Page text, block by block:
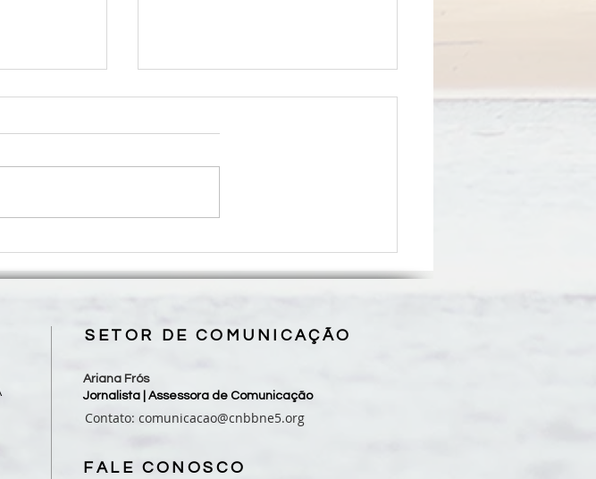
do
Palavra - 16º Domingo do
SETOR DE COMUNICAÇÃO
Contato: comunicacao@cnbbne5.org
Ariana Frós
Jornalista | Assessora de Comunicação
FALE CONOSCO